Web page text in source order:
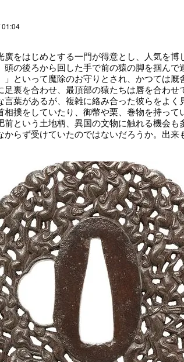
01:04
をはじめとする一門が得意とし、人気を博
頭の後ろから回した手で前の猿の脚を掴んで
」といって魔除のお守りとされ、かつては
足裏を合わせ、最頂部の猿たちは唇を合わせ
言葉があるが、複雑に絡み合った彼らをよく
相撲をしていたり、御幣や栗、巻物を持っ
前という土地柄、異国の文物に触れる機会
からず受けていたのではないだろうか。出来